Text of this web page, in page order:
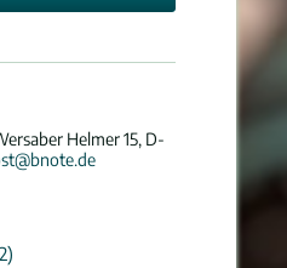
Helmer 15, D-